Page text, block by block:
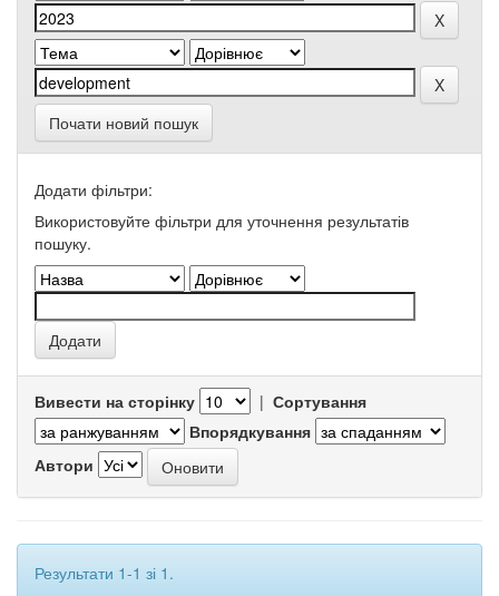
Почати новий пошук
Додати фільтри:
Використовуйте фільтри для уточнення результатів
пошуку.
Вивести на сторінку | Сортування
Впорядкування
Автори
Результати 1-1 зі 1.